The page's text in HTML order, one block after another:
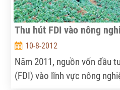
Thu hút FDI vào nông
10-8-2012
Năm 2011, nguồn vốn đầu
(FDI) vào lĩnh vực nông